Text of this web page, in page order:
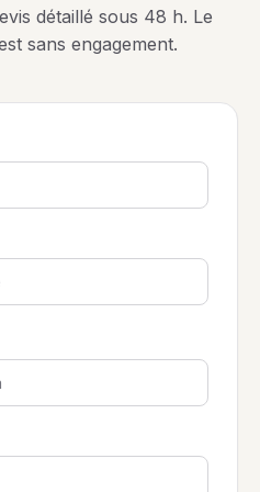
détaillé sous 48 h. Le
sans engagement.